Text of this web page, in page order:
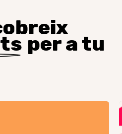
per a tu